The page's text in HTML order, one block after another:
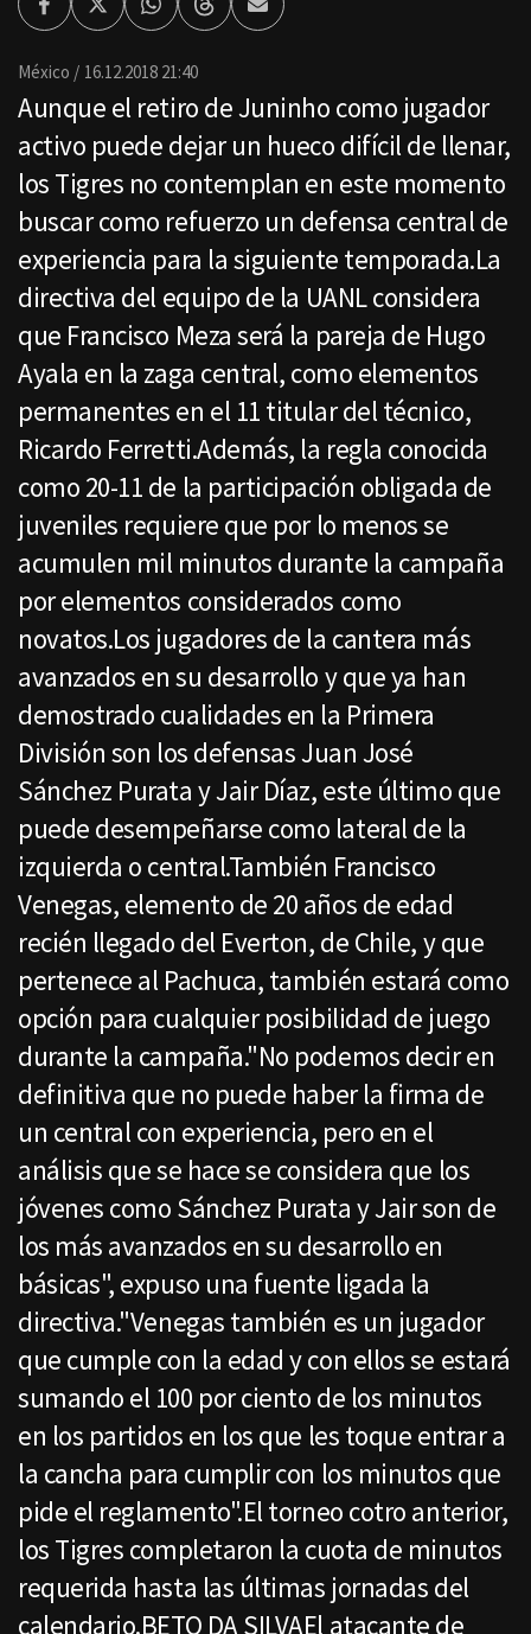
FacebookTwitterWhatsappThreadsEnviar
por
México 16.12.2018 21:40
Aunque el retiro de Juninho como jugador
activo puede dejar un hueco difícil de llenar,
los Tigres no contemplan en este momento
buscar como refuerzo un defensa central de
experiencia para la siguiente temporada.La
directiva del equipo de la UANL considera
que Francisco Meza será la pareja de Hugo
Ayala en la zaga central, como elementos
permanentes en el 11 titular del técnico,
Ricardo Ferretti.Además, la regla conocida
como 20-11 de la participación obligada de
juveniles requiere que por lo menos se
acumulen mil minutos durante la campaña
por elementos considerados como
novatos.Los jugadores de la cantera más
avanzados en su desarrollo y que ya han
demostrado cualidades en la Primera
División son los defensas Juan José
Sánchez Purata y Jair Díaz, este último que
puede desempeñarse como lateral de la
izquierda o central.También Francisco
Venegas, elemento de 20 años de edad
recién llegado del Everton, de Chile, y que
pertenece al Pachuca, también estará como
opción para cualquier posibilidad de juego
durante la campaña."No podemos decir en
definitiva que no puede haber la firma de
un central con experiencia, pero en el
análisis que se hace se considera que los
jóvenes como Sánchez Purata y Jair son de
los más avanzados en su desarrollo en
básicas", expuso una fuente ligada la
directiva."Venegas también es un jugador
que cumple con la edad y con ellos se estará
sumando el 100 por ciento de los minutos
en los partidos en los que les toque entrar a
la cancha para cumplir con los minutos que
pide el reglamento".El torneo cotro anterior,
los Tigres completaron la cuota de minutos
requerida hasta las últimas jornadas del
calendario.BETO DA SILVAEl atacante de